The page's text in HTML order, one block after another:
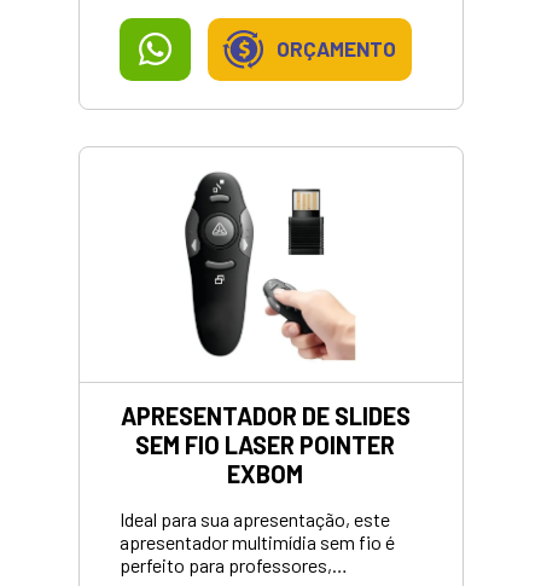
ORÇAMENTO
APRESENTADOR DE SLIDES
SEM FIO LASER POINTER
EXBOM
Ideal para sua apresentação, este
apresentador multimídia sem fio é
perfeito para professores,